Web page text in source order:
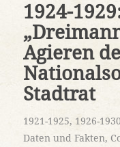
1924-
Agieren
Stadtrat
1921-1925, 1926-1930
Daten und Fakten,